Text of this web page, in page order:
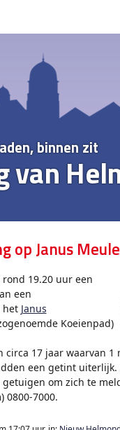
binnen zit
van
op Janus
19.20 uur een
een
het Janus
Koeienpad)
circa 17 jaar waarvan 1
een getint uiterlijk.
om zich te
0800-7000.